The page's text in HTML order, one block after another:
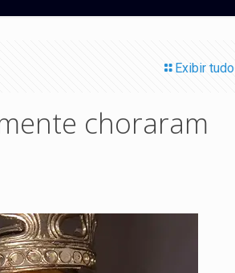
Exibir tudo
choraram